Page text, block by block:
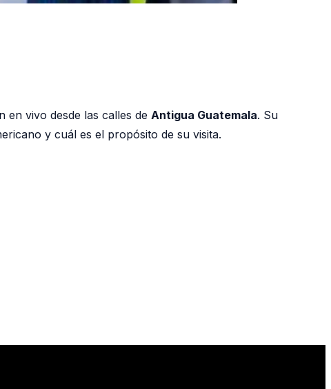
en vivo desde las calles de Antigua Guatemala. Su
y cuál es el propósito de su visita.